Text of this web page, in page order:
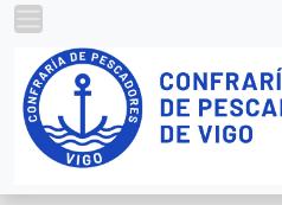
Pasar al contenido principal